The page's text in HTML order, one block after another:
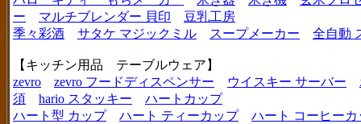
ー
マルチブレンダー 貝印
豆乳工房
季々彩酒
サタケ マジックミル スープメーカー 全自動
【キッチン用品 テーブルウェア】
zevro
zevro フードディスペンサー ウイスキー サーバー
須
hario スタッキー
ハートカップ
ハート型 カップ
ハート ティーカップ
ハート コーヒーカ